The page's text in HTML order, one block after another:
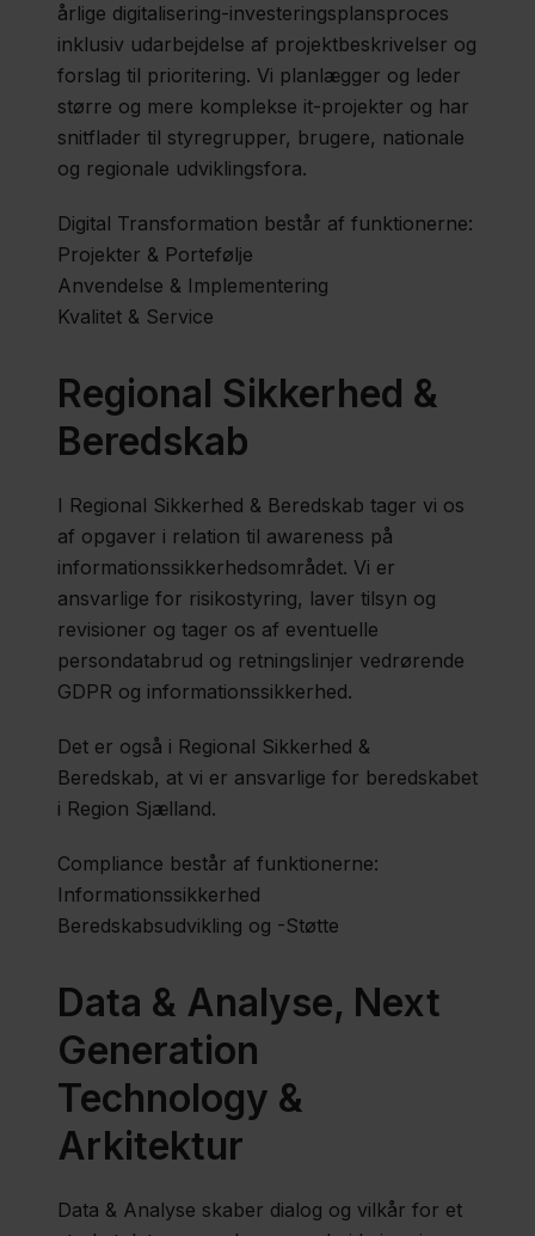
årlige digitalisering-investeringsplansproces
inklusiv udarbejdelse af projektbeskrivelser og
forslag til prioritering. Vi planlægger og leder
større og mere komplekse it-projekter og har
snitflader til styregrupper, brugere, nationale
og regionale udviklingsfora.
Digital Transformation består af funktionerne:
Projekter & Portefølje
Anvendelse & Implementering
Kvalitet & Service
Regional Sikkerhed &
Beredskab
I Regional Sikkerhed & Beredskab tager vi os
af opgaver i relation til awareness på
informationssikkerhedsområdet. Vi er
ansvarlige for risikostyring, laver tilsyn og
revisioner og tager os af eventuelle
persondatabrud og retningslinjer vedrørende
GDPR og informationssikkerhed.
Det er også i Regional Sikkerhed &
Beredskab, at vi er ansvarlige for beredskabet
i Region Sjælland.
Compliance består af funktionerne:
Informationssikkerhed
Beredskabsudvikling og -Støtte
Data & Analyse, Next
Generation
Technology &
Arkitektur
Data & Analyse skaber dialog og vilkår for et